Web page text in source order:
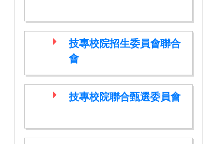
技專校院招生委員會聯合
會
技專校院聯合甄選委員會